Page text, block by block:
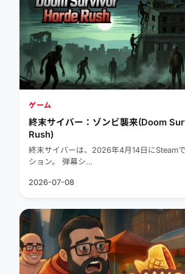
ゲーム
終末サイバー：ゾンビ襲来(Doom
Rush)
終末サイバーは、2026年4月14日にSteam
ション。 弾幕シ…
2026-07-08